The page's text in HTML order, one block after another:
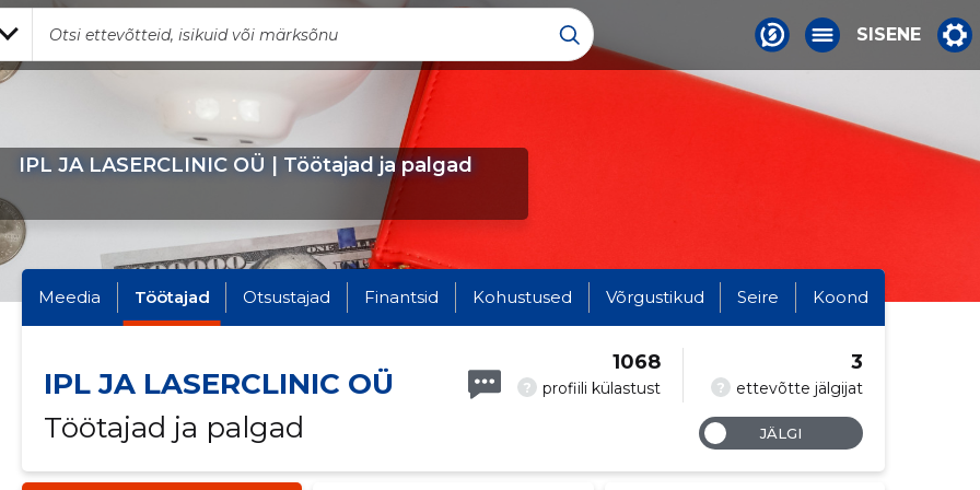
SISENE
IPL JA LASERCLINIC OÜ | Töötajad ja palgad
Meedia Töötajad Otsustajad Finantsid Kohustused Võrgustikud Seire Koond
IPL JA LASERCLINIC OÜ
Töötajad ja palgad
? profiili külastust
1068
? ettevõtte jälgijat
3
JÄLGI